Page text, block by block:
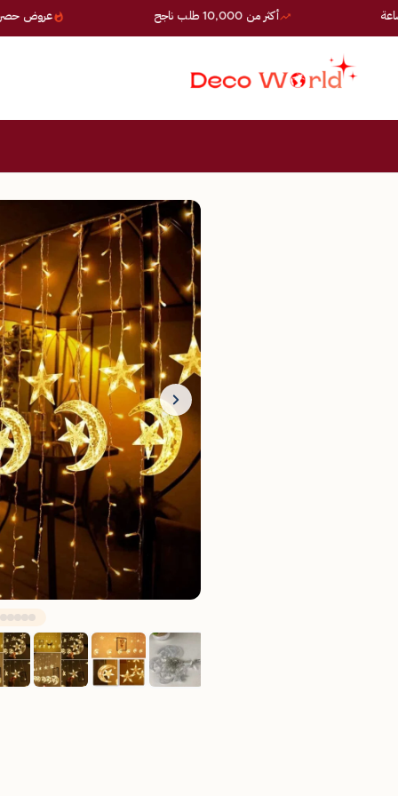
عروض حصرية — أكثر من 10,000 طلب ناجح